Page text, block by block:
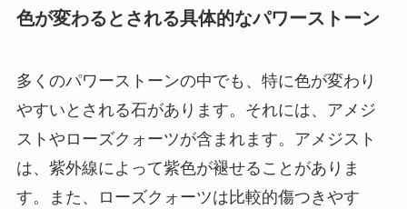
色が変わるとされる具体的なパワーストーン
多くのパワーストーンの中でも、特に色が変わり
やすいとされる石があります。それには、アメジ
ストやローズクォーツが含まれます。アメジスト
は、紫外線によって紫色が褪せることがありま
す。また、ローズクォーツは比較的傷つきやす